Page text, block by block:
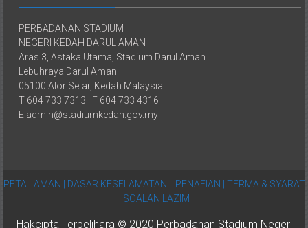
PERBADANAN STADIUM
NEGERI KEDAH DARUL AMAN
Aras 3, Astaka Utama, Stadium Darul Aman
Lebuhraya Darul Aman
05100 Alor Setar, Kedah Malaysia
T 604 733 7313 F 604 733 4316
E admin@stadiumkedah.gov.my
PETA LAMAN | DASAR KESELAMATAN | PENAFIAN |
TERMA & SYARAT
SOALAN LAZIM
Hakcipta Terpelihara © 2020 Perbadanan Stadium Negeri